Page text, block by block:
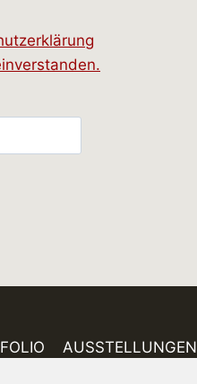
AUSSTELLUNGEN